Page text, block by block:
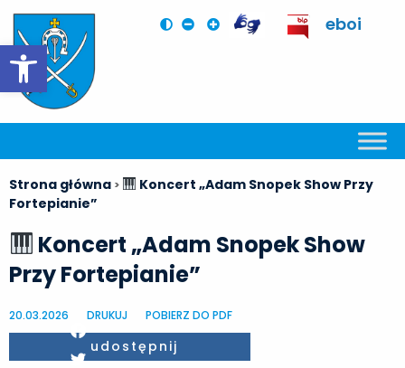
Otwórz pasek narzędzi
eboi
Strona główna >
Koncert „Adam Snopek Show Przy
Fortepianie”
Koncert „Adam Snopek Show
Przy Fortepianie”
20.03.2026 DRUKUJ POBIERZ DO PDF
Twitter
udostępnij